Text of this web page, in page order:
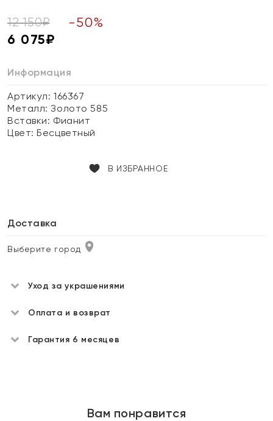
12 150₽ -50%
6 075₽
Информация
Артикул: 166367
Металл:Золото 585
Вставки: Фианит
Цвет:Бесцветный
В ИЗБРАННОЕ
Доставка
Выберите город
Уход за украшениями
Оплата и возврат
Гарантия 6 месяцев
Вам понравится